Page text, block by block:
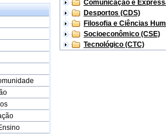
Comunicação e
Desportos (CDS)
Filosofia e Ciências
Socioeconômico (CSE)
Tecnológico (CTC)